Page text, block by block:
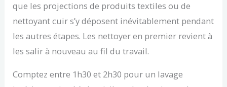
que les projections de produits textiles ou de
nettoyant cuir s’y déposent inévitablement pendant
les autres étapes. Les nettoyer en premier revient à
les salir à nouveau au fil du travail.
Comptez entre 1h30 et 2h30 pour un lavage